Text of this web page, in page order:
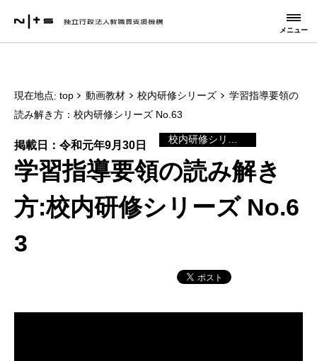
メニュー
現在地点 top 動画教材 校内研修シリーズ
学習指導要領の
読み解き方：校内研修シリーズ No.63
掲載日：令和元年9月30日
学習指導要領の読み解き
方:校内研修シリーズ No.6
3